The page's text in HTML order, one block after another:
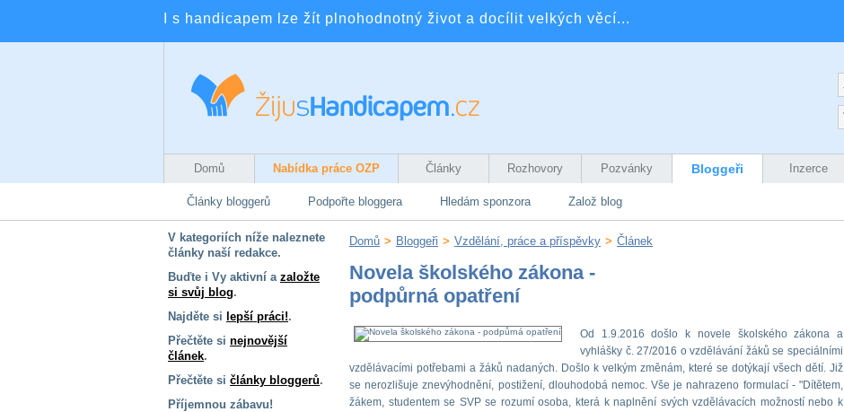
I s handicapem lze žít plnohodnotný život a docílit velkých věcí...
Domů Nabídka práce OZP Články Rozhovory Pozvánky Bloggeři Inzerce
Články bloggerů Podpořte bloggera Hledám sponzora Založ blog
V kategoriích níže naleznete
články naší redakce.
Buďte i Vy aktivní a založte
si svůj blog.
Najděte si lepší práci!.
Přečtěte si nejnovější
článek.
Přečtěte si články bloggerů.
Příjemnou zábavu!
Domů > Bloggeři > Vzdělání, práce a příspěvky > Článek
Novela školského zákona -
podpůrná opatření
Od 1.9.2016 došlo k novele školského zákona a
vyhlášky č. 27/2016 o vzdělávání žáků se speciálními
vzdělávacími potřebami a žáků nadaných. Došlo k velkým změnám, které se dotýkají všech dětí. Již
se nerozlišuje znevýhodnění, postižení, dlouhodobá nemoc. Vše je nahrazeno formulací - "Dítětem,
žákem, studentem se SVP se rozumí osoba, která k naplnění svých vzdělávacích možností nebo k